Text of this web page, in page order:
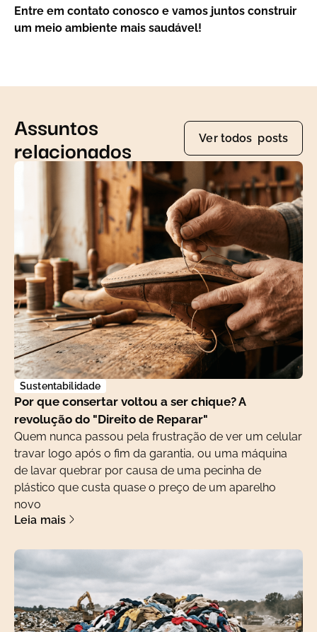
Entre em contato conosco e vamos juntos construir
um meio ambiente mais saudável!
Assuntos
relacionados Ver todos posts
Sustentabilidade
Por que consertar voltou a ser chique? A
revolução do "Direito de Reparar"
Quem nunca passou pela frustração de ver um celular
travar logo após o fim da garantia, ou uma máquina
de lavar quebrar por causa de uma pecinha de
plástico que custa quase o preço de um aparelho
novo
Leia mais